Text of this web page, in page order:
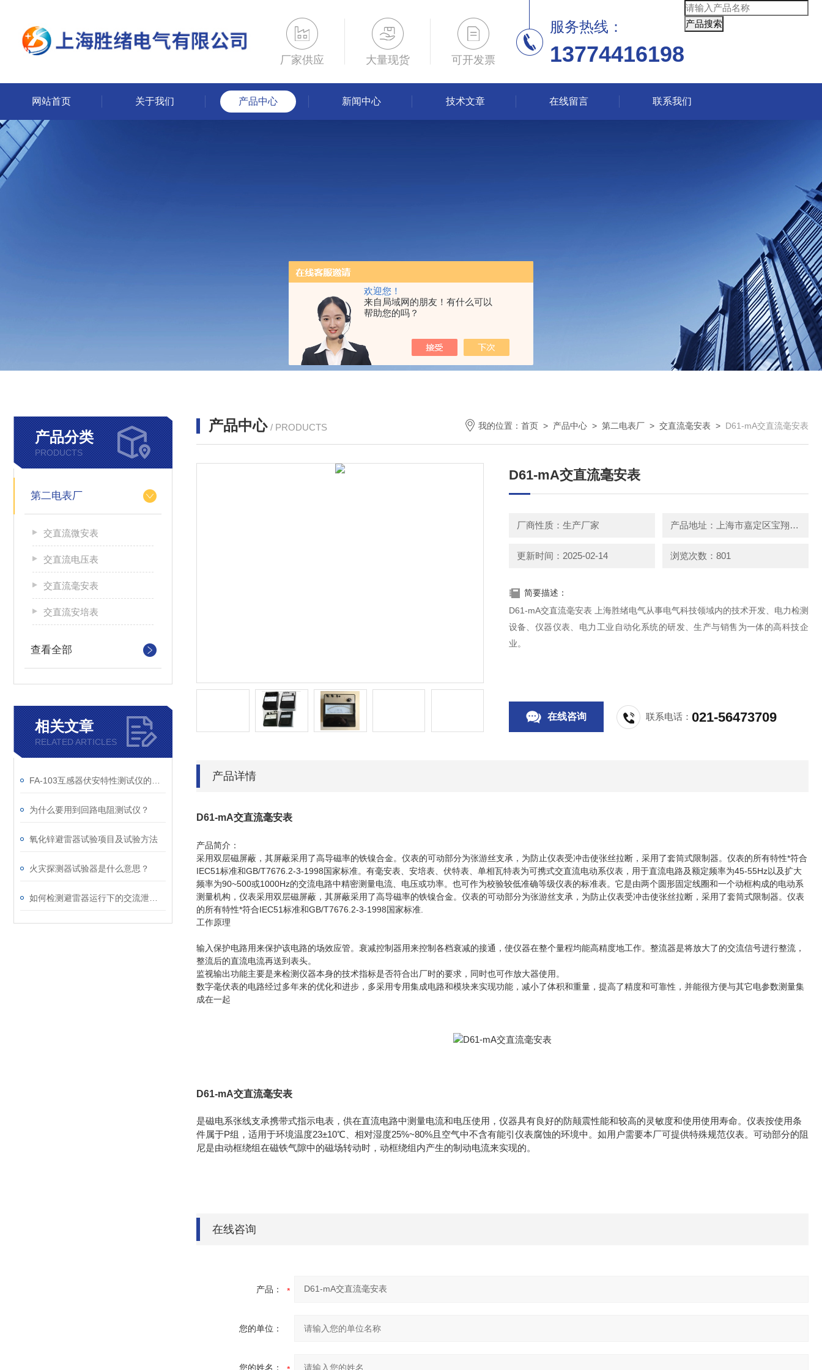
欢迎您！
来自局域网的朋友！有什么可以
帮助您的吗？
厂家供应 大量现货 可开发票
服务热线：
13774416198
网站首页 关于我们 产品中心 新闻中心 技术文章 在线留言 联系我们
产品分类
PRODUCTS
第二电表厂
交直流微安表
交直流电压表
交直流毫安表
交直流安培表
查看全部
相关文章
RELATED ARTICLES
为什么要用到回路电阻测试仪？
氧化锌避雷器试验项目及试验方法
火灾探测器试验器是什么意思？
产品中心 / PRODUCTS 我的位置： 首页 > 产品中心 > 第二电表厂 > 交直流毫安表 > D61-mA交直流毫安表
D61-mA交直流毫安表
厂商性质：生产厂家 产品地址：上海市嘉定区宝翔路158号
更新时间：2025-02-14 浏览次数：801
简要描述：
D61-mA交直流毫安表 上海胜绪电气从事电气科技领域内的技术开发、电力检测
设备、仪器仪表、电力工业自动化系统的研发、生产与销售为一体的高科技企
业。
在线咨询 联系电话：021-56473709
产品详情
D61-mA交直流毫安表
产品简介：
采用双层磁屏蔽，其屏蔽采用了高导磁率的铁镍合金。仪表的可动部分为张游丝支承，为防止仪表受冲击使张丝拉断，采用了套筒式限制器。仪表的所有特性*符合
IEC51标准和GB/T7676.2-3-1998国家标准。有毫安表、安培表、伏特表、单相瓦特表为可携式交直流电动系仪表，用于直流电路及额定频率为45-55Hz以及扩大
频率为90~500或1000Hz的交流电路中精密测量电流、电压或功率。也可作为校验较低准确等级仪表的标准表。它是由两个圆形固定线圈和一个动框构成的电动系
测量机构，仪表采用双层磁屏蔽，其屏蔽采用了高导磁率的铁镍合金。仪表的可动部分为张游丝支承，为防止仪表受冲击使张丝拉断，采用了套筒式限制器。仪表
的所有特性*符合IEC51标准和GB/T7676.2-3-1998国家标准.
工作原理
输入保护电路用来保护该电路的场效应管。衰减控制器用来控制各档衰减的接通，使仪器在整个量程均能高精度地工作。整流器是将放大了的交流信号进行整流，
整流后的直流电流再送到表头。
监视输出功能主要是来检测仪器本身的技术指标是否符合出厂时的要求，同时也可作放大器使用。
数字毫伏表的电路经过多年来的优化和进步，多采用专用集成电路和模块来实现功能，减小了体积和重量，提高了精度和可靠性，并能很方便与其它电参数测量集
成在一起
D61-mA交直流毫安表
是磁电系张线支承携带式指示电表，供在直流电路中测量电流和电压使用，仪器具有良好的防颠震性能和较高的灵敏度和使用使用寿命。仪表按使用条
件属于P组，适用于环境温度23±10℃、相对湿度25%~80%且空气中不含有能引仪表腐蚀的环境中。如用户需要本厂可提供特殊规范仪表。可动部分的阻
尼是由动框绕组在磁铁气隙中的磁场转动时，动框绕组内产生的制动电流来实现的。
在线咨询
产品：
您的单位：
您的姓名：